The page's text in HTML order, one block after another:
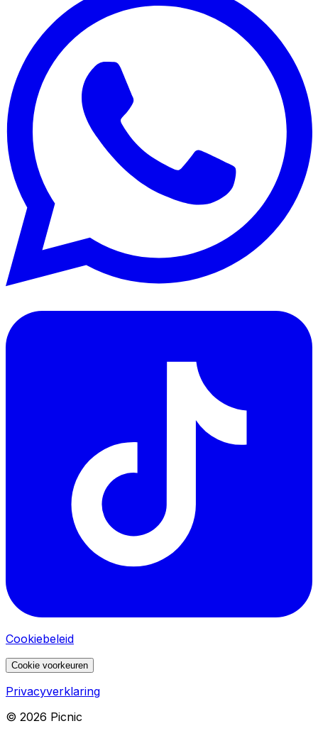
Cookiebeleid
Cookie voorkeuren
Privacyverklaring
© 2026 Picnic